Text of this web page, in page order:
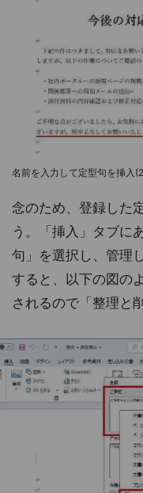
名前を入力して定型句を挿入
念のため、登録した
う。「挿入」タブに
句」を選択し、管理
すると、以下の図の
されるので「整理と